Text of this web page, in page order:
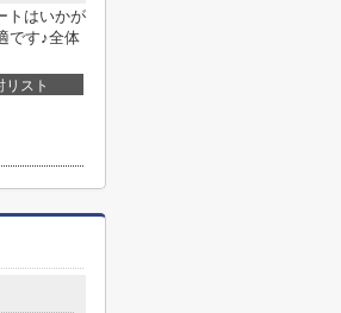
トはいかが
です♪全体
リスト